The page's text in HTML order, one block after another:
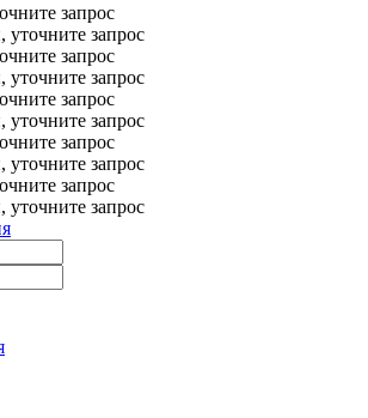
запрос
уточните запрос
запрос
уточните запрос
запрос
уточните запрос
запрос
уточните запрос
запрос
уточните запрос